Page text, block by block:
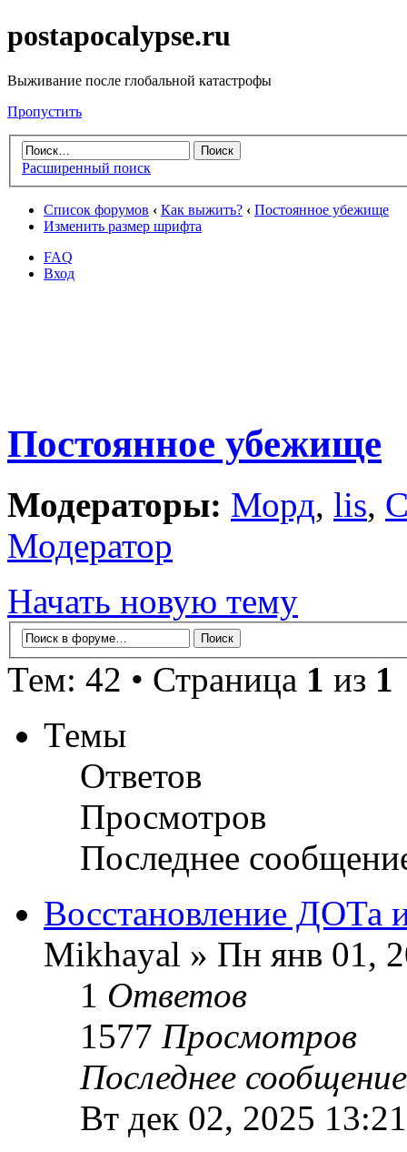
postapocalypse.ru
Выживание после глобальной катастрофы
Пропустить
Расширенный поиск
Список форумов ‹ Как выжить? ‹ Постоянное убежище
Изменить размер шрифта
FAQ
Вход
Постоянное убежище
Модераторы: Морд, lis,
Модератор
Начать новую тему
Тем: 42 • Страница 1 из 1
Темы
Ответов
Просмотров
Последнее
Восстановление ДОТа
Mikhayal » Пн янв 01,
1 Ответов
1577 Просмотров
Последнее
Вт дек 02, 2025 13:21